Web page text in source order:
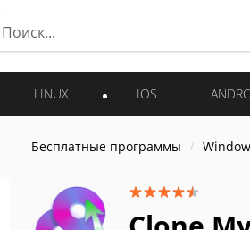
LINUX IOS
Бесплатные программы